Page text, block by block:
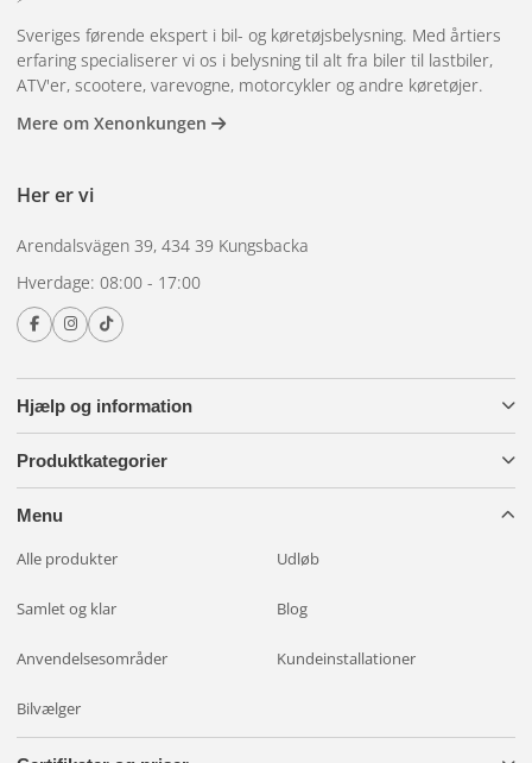
Hjælp og information
Produktkategorier
Menu
Alle produkter Udløb
Samlet og klar Blog
Anvendelsesområder Kundeinstallationer
Bilvælger
Sveriges førende ekspert i bil- og køretøjsbelysning. Med årtiers
erfaring specialiserer vi os i belysning til alt fra biler til lastbiler,
ATV'er, scootere, varevogne, motorcykler og andre køretøjer.
Mere om Xenonkungen
Her er vi
Arendalsvägen 39, 434 39 Kungsbacka
Hverdage: 08:00 - 17:00